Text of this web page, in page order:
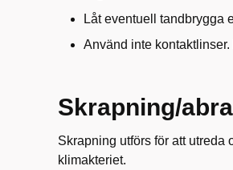
Låt eventuell tandbrygga
Använd inte
Skrapning/
Skrapning utförs för att
klimakte­riet.